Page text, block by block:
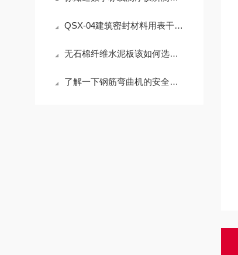
QSX-04建筑密封材料用表干时间测定仪的介绍
无石棉纤维水泥板该如何选择？
了解一下钢筋弯曲机的安全使用要求有哪些